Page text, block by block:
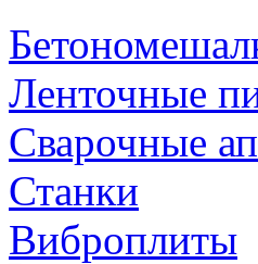
Ленточные
Сварочные
Станки
Виброплиты